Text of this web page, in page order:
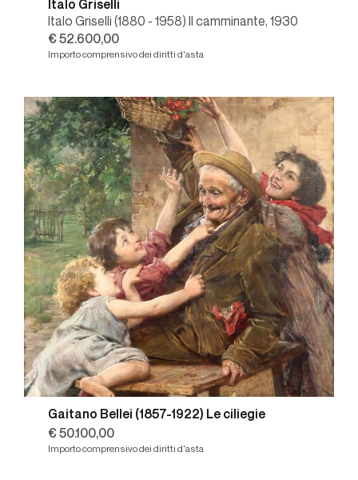
Italo Griselli
Italo Griselli (1880 - 1958) Il camminante, 1930
€ 52.600,00
Importo comprensivo dei diritti d'asta
Gaitano Bellei (1857-1922) Le ciliegie
€ 50.100,00
Importo comprensivo dei diritti d'asta